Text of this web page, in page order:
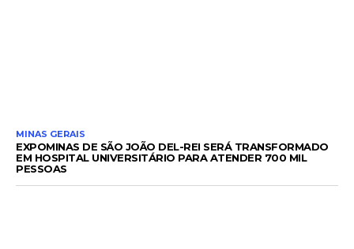
MINAS GERAIS
EXPOMINAS DE SÃO JOÃO DEL-REI SERÁ TRANSFORMADO
EM HOSPITAL UNIVERSITÁRIO PARA ATENDER 700 MIL
PESSOAS